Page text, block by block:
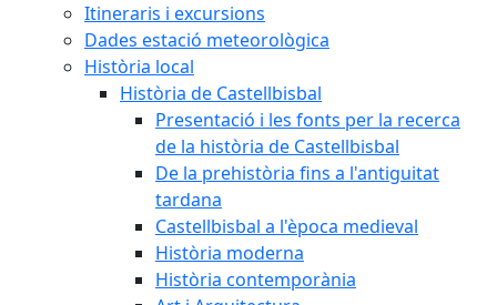
Itineraris i excursions
Dades estació meteorològica
Història local
Història de Castellbisbal
Presentació i les fonts per la recerca
de la història de Castellbisbal
De la prehistòria fins a l'antiguitat
tardana
Castellbisbal a l'època medieval
Història moderna
Història contemporània